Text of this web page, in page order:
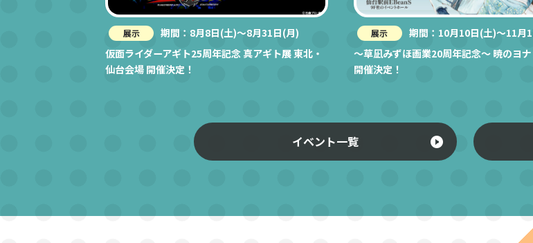
展示
期間：8月8日(土)～8月31日(月)
仮面ライダーアギト25周年記念 真アギト展 東北・
仙台会場 開催決定！
展示
期間：10月10日(土)～11月
～草凪みずほ画業20周年記念～ 暁のヨ
開催決定！
イベント一覧